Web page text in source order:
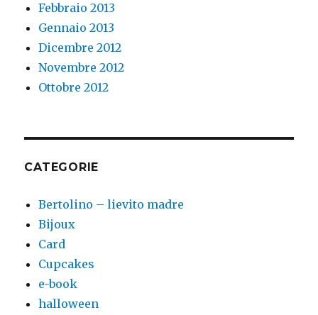
Febbraio 2013
Gennaio 2013
Dicembre 2012
Novembre 2012
Ottobre 2012
CATEGORIE
Bertolino – lievito madre
Bijoux
Card
Cupcakes
e-book
halloween